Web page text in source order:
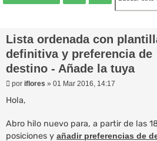
Lista ordenada con
definitiva y preferencia de
destino - Añade la tuya
M
n
j
por iflores » 01 Mar 2016, 14:17
Hola,
Abro hilo nuevo para, a partir de las
posiciones y añadir preferencias de